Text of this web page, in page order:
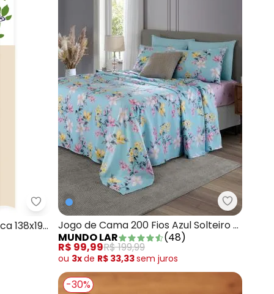
Rosa Coração
Lar e Lazer - Cortina Box com Visor Avenca
138x198
Mundo
Jogo de Cama 200 Fios Azul Solteiro 3
Peças
MUNDO LAR (48)
R$ 99,99R$ 199,99
ou 3xde R$ 33,33sem juros
-30%